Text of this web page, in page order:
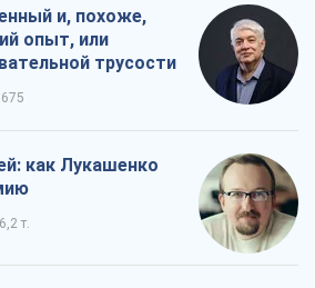
и, похоже,
опыт, или
трусости
675
как Лукашенко
т.